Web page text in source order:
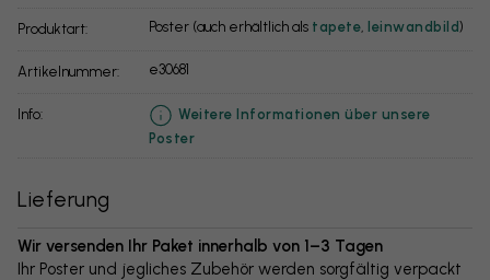
Produktart: Poster (auch erhältlich als tapete leinwandbild)
Artikelnummer: e30681
info:
Weitere Informationen über unsere
Poster
Lieferung
Wir versenden Ihr Paket innerhalb von 1–3 Tagen
Ihr Poster und jegliches Zubehör werden sorgfältig verpackt